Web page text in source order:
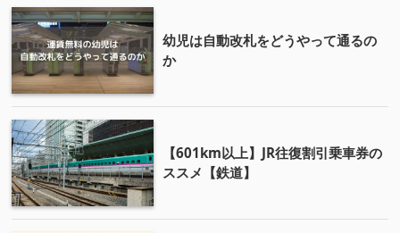
幼児は自動改札をどうやって通るの
か
【601km以上】JR往復割引乗車券の
ススメ【鉄道】